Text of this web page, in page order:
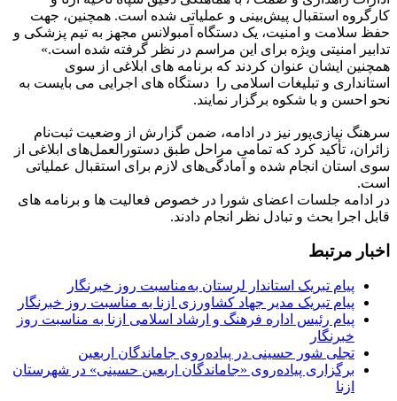
کارگروه استقبال پیش‌بینی و عملیاتی شده است. همچنین، جهت
حفظ سلامت و امنیت، یک دستگاه آمبولانس مجهز به تیم پزشکی و
تدابیر امنیتی ویژه برای این مراسم در نظر گرفته شده است.»
همچنین ایشان عنوان کردند که برنامه های ابلاغی از سوی
استانداری و تبلیغات اسلامی را دستگاه های اجرایی می بایست به
نحو احسن و با شکوه برگزار نمایند.
سرهنگ نیازی‌پور نیز در ادامه، ضمن گزارش از وضعیت ثبت‌نام
زائران، تأکید کرد که تمامی مراحل طبق دستورالعمل‌های ابلاغی از
سوی استان انجام شده و آمادگی‌های لازم برای استقبال عملیاتی
است.
در ادامه جلسات اعضای شورا در خصوص فعالیت ها و برنامه های
قابل اجرا بحث و تبادل نظر انجام دادند.
اخبار مرتبط
پیام تبریک استاندار لرستان به‌مناسبت روز خبرنگار
پیام تبریک مدیر جهاد کشاورزی ازنا به مناسبت روز خبرنگار
پیام رئیس اداره فرهنگ و ارشاد اسلامی ازنا به مناسبت روز
خبرنگار
تجلی شور حسینی در پیاده‌روی جاماندگان اربعین
برگزاری پیاده‌روی «جاماندگان اربعین حسینی» در شهرستان
ازنا